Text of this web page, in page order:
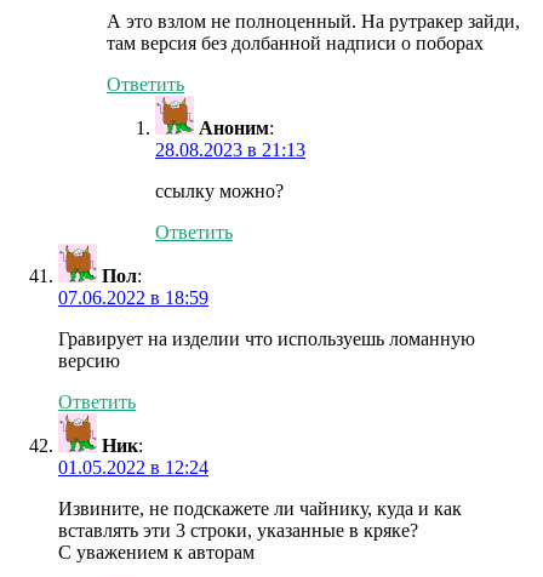
А это взлом не полноценный. На рутракер зайди,
там версия без долбанной надписи о поборах
Ответить
Аноним:
28.08.2023 в 21:13
ссылку можно?
Ответить
Пол:
07.06.2022 в 18:59
Гравирует на изделии что используешь ломанную
версию
Ответить
Ник:
01.05.2022 в 12:24
Извините, не подскажете ли чайнику, куда и как
вставлять эти 3 строки, указанные в кряке?
С уважением к авторам